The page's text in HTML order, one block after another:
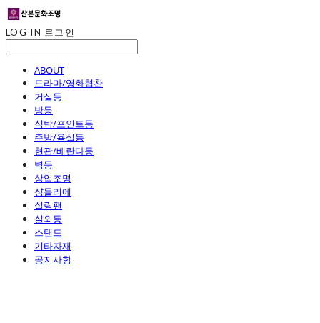
LOG IN 로그인
ABOUT
드라마/영화협찬
거실등
방등
식탁/포인트등
주방/욕실등
현관/베란다등
벽등
상업조명
샹들리에
실링팬
실외등
스탠드
기타자재
공지사항